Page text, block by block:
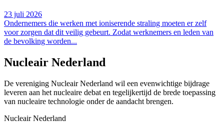
23 juli 2026
Ondernemers die werken met ioniserende straling moeten er zelf
voor zorgen dat dit veilig gebeurt. Zodat werknemers en leden van
de bevolking worden...
Nucleair Nederland
De vereniging Nucleair Nederland wil een evenwichtige bijdrage
leveren aan het nucleaire debat en tegelijkertijd de brede toepassing
van nucleaire technologie onder de aandacht brengen.
Nucleair Nederland